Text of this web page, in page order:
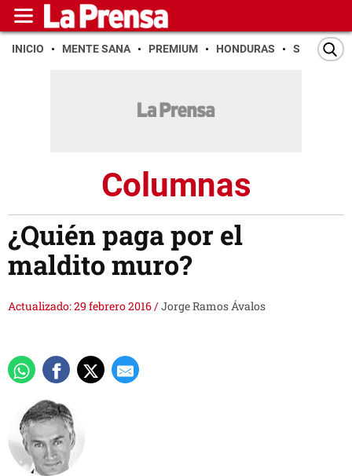
INICIO MENTE SANA PREMIUM HONDURAS SAN PEDRO
Columnas
¿Quién paga por el
maldito muro?
Actualizado: 29 febrero 2016/Jorge Ramos Ávalos